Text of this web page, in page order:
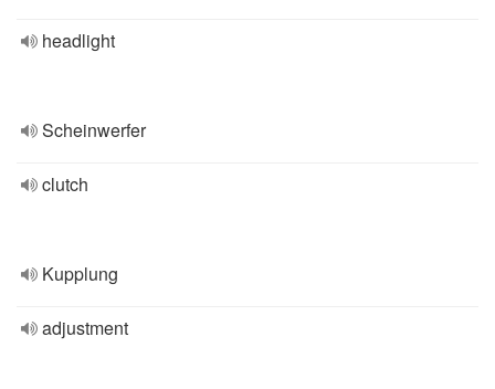
headlight
Scheinwerfer
clutch
Kupplung
adjustment